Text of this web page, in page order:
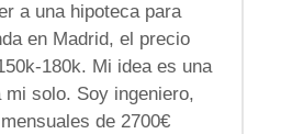
a una hipoteca para
en Madrid, el precio
180k. Mi idea es una
mi solo. Soy ingeniero,
de 2700€